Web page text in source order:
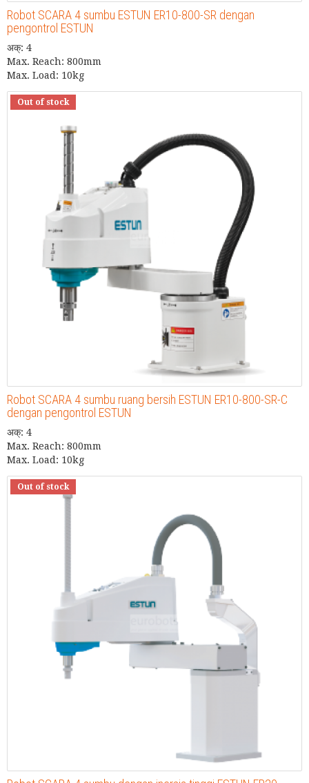
Robot SCARA 4 sumbu ESTUN ER10-800-SR dengan
pengontrol ESTUN
अक्: 4
Max. Reach: 800mm
Max. Load: 10kg
Out of stock
Robot SCARA 4 sumbu ruang bersih ESTUN ER10-800-SR-C
dengan pengontrol ESTUN
अक्: 4
Max. Reach: 800mm
Max. Load: 10kg
Out of stock